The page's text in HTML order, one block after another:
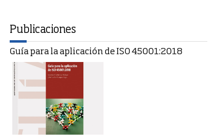
Publicaciones
Guía para la aplicación de ISO 45001:2018